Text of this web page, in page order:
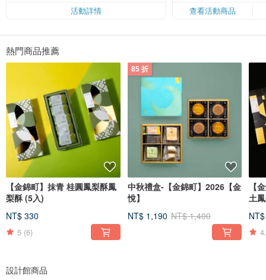
活動詳情 查看活動商品
熱門商品推薦
【金錦町】抹青 桂圓鳳梨酥鳳
梨酥 (5入)
NT$ 330
5 (6)
85 折
中秋禮盒-【金錦町】2026【金
悅】
NT$ 1,190 NT$ 1,400
【
土
設計館商品